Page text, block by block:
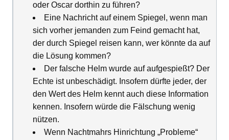
oder Oscar dorthin zu führen?
Eine Nachricht auf einem Spiegel, wenn man
sich vorher jemanden zum Feind gemacht hat,
der durch Spiegel reisen kann, wer könnte da auf
die Lösung kommen?
Der falsche Helm wurde auf aufgespießt? Der
Echte ist unbeschädigt. Insofern dürfte jeder, der
den Wert des Helm kennt auch diese Information
kennen. Insofern würde die Fälschung wenig
nützen.
Wenn Nachtmahrs Hinrichtung „Probleme“